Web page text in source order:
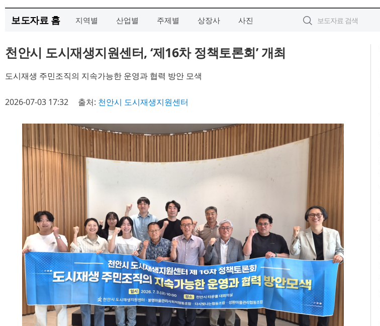
보도자료 홈 지역별 산업별 주제별 상장사 사진
천안시 도시재생지원센터, ‘제16차 정책토론회’ 개최
도시재생 주민조직의 지속가능한 운영과 협력 방안 모색
2026-07-03 17:32 출처: 천안시 도시재생지원센터